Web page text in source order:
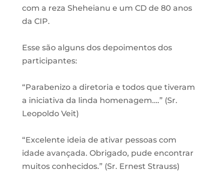
com a reza Sheheianu e um CD de 80 anos
da CIP.
Esse são alguns dos depoimentos dos
participantes:
“Parabenizo a diretoria e todos que tiveram
a iniciativa da linda homenagem….” (Sr.
Leopoldo Veit)
“Excelente ideia de ativar pessoas com
idade avançada. Obrigado, pude encontrar
muitos conhecidos.” (Sr. Ernest Strauss)